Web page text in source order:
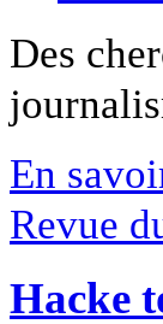
Des
En
Revue
Hacke